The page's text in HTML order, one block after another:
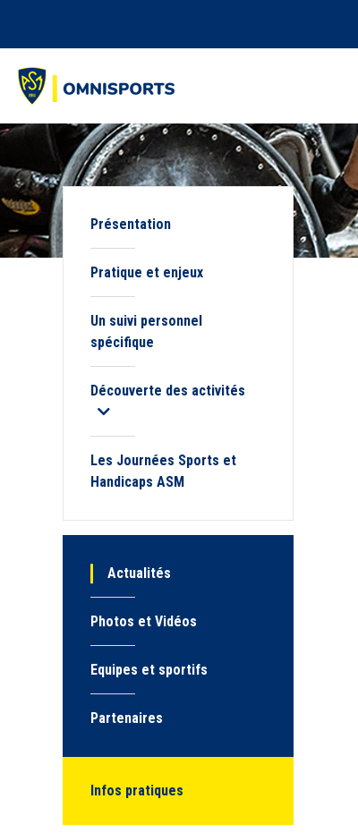
Présentation
Pratique et enjeux
Un suivi personnel
spécifique
Découverte des activités
Les Journées Sports et
Handicaps ASM
Actualités
Photos et Vidéos
Equipes et sportifs
Partenaires
Infos pratiques